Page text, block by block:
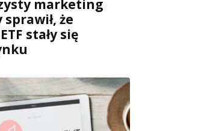
marketing
że
stały się